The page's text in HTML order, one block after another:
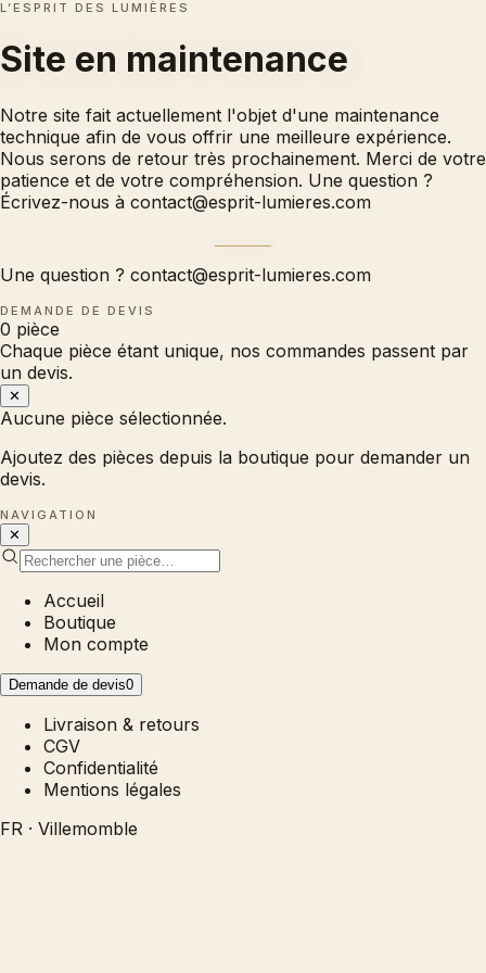
L’ESPRIT DES LUMIÈRES
Site en maintenance
Notre site fait actuellement l'objet d'une maintenance
technique afin de vous offrir une meilleure expérience.
Nous serons de retour très prochainement. Merci de votre
patience et de votre compréhension. Une question ?
Écrivez-nous à contact@esprit-lumieres.com
Une question ? contact@esprit-lumieres.com
DEMANDE DE DEVIS
0 pièce
Chaque pièce étant unique, nos commandes passent par
un devis.
✕
Aucune pièce sélectionnée.
Ajoutez des pièces depuis la boutique pour demander un
devis.
NAVIGATION
✕
Accueil
Boutique
Mon compte
Demande de devis0
Livraison & retours
CGV
Confidentialité
Mentions légales
FR · Villemomble